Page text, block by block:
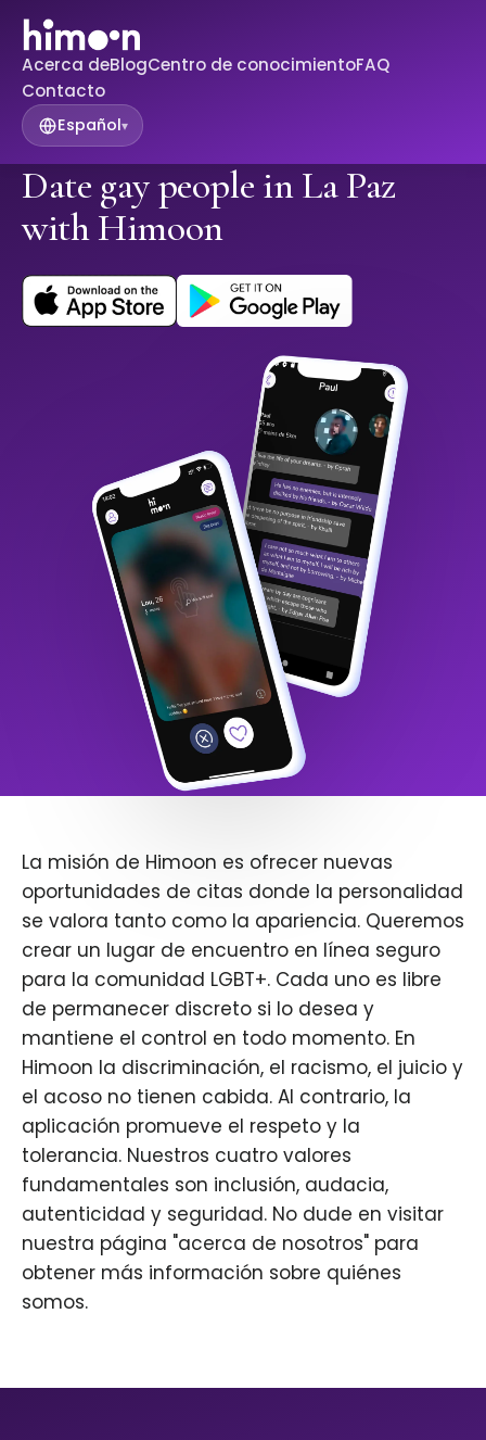
Acerca deBlogCentro de conocimientoFAQ
Contacto
Español▾
Date gay people in La Paz
with Himoon
La misión de Himoon es ofrecer nuevas
oportunidades de citas donde la personalidad
se valora tanto como la apariencia. Queremos
crear un lugar de encuentro en línea seguro
para la comunidad LGBT+. Cada uno es libre
de permanecer discreto si lo desea y
mantiene el control en todo momento. En
Himoon la discriminación, el racismo, el juicio y
el acoso no tienen cabida. Al contrario, la
aplicación promueve el respeto y la
tolerancia. Nuestros cuatro valores
fundamentales son inclusión, audacia,
autenticidad y seguridad. No dude en visitar
nuestra página "acerca de nosotros" para
obtener más información sobre quiénes
somos.